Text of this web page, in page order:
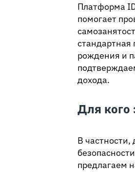
Платформа
помогает
рождения и
дохода.
Для кого
В частности,
предлагаем